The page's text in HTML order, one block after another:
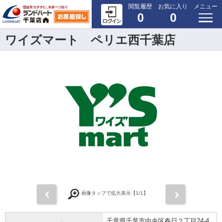
閲覧履歴
0
お気に入り
0
メニュー
ワイズマート ペリエ西千葉店
画像タップで拡大表示【1/1】